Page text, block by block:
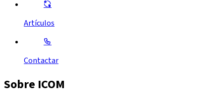
Artículos
Contactar
Sobre ICOM